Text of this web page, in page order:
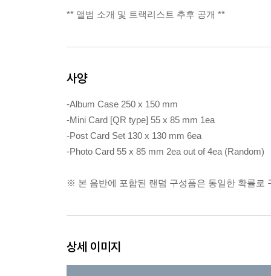
** 앨범 소개 및 트랙리스트 추후 공개 **
사양
-Album Case 250 x 150 mm
-Mini Card [QR type] 55 x 85 mm 1ea
-Post Card Set 130 x 130 mm 6ea
-Photo Card 55 x 85 mm 2ea out of 4ea (Random)
※ 본 음반에 포함된 랜덤 구성품은 동일한 확률로
상세 이미지